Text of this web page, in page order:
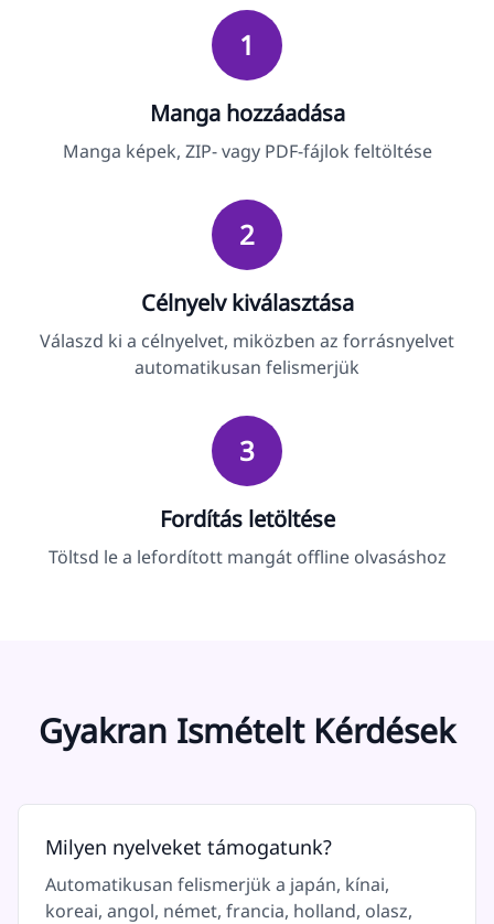
1
Manga hozzáadása
Manga képek, ZIP- vagy PDF-fájlok feltöltése
2
Célnyelv kiválasztása
Válaszd ki a célnyelvet, miközben az forrásnyelvet
automatikusan felismerjük
3
Fordítás letöltése
Töltsd le a lefordított mangát offline olvasáshoz
Gyakran Ismételt Kérdések
Milyen nyelveket támogatunk?
Automatikusan felismerjük a japán, kínai,
koreai, angol, német, francia, holland, olasz,